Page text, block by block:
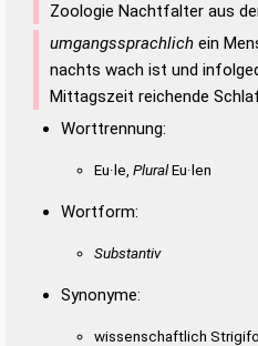
Zoologie Nachtfalter aus
umgangssprachlich ein
nachts wach ist und
Mittagszeit reichende
Worttrennung:
Eu·le, PluralEu·len
Wortform:
Substantiv
Synonyme:
wissenschaftlich